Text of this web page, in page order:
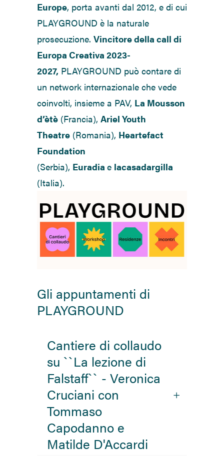
Europe, porta avanti dal 2012, e di cui
PLAYGROUND è la naturale
prosecuzione. Vincitore della call di
Europa Creativa 2023-
2027, PLAYGROUND può contare di
un network internazionale che vede
coinvolti, insieme a PAV, La Mousson
d’ètè (Francia), Ariel Youth
Theatre (Romania), Heartefact
Foundation
(Serbia), Euradia e lacasadargilla
(Italia).
Gli appuntamenti di
PLAYGROUND
Cantiere di collaudo
su ``La lezione di
Falstaff`` - Veronica
Cruciani con
Tommaso
Capodanno e
Matilde D'Accardi